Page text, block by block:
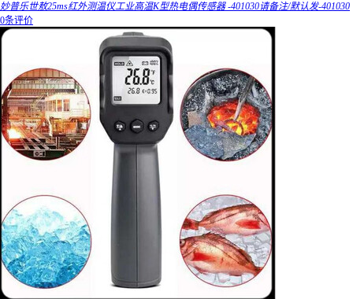
妙普乐世敖25ms红外测温仪工业高温K型热电偶传感器 -401030请备注/默认发-401030
0条评价